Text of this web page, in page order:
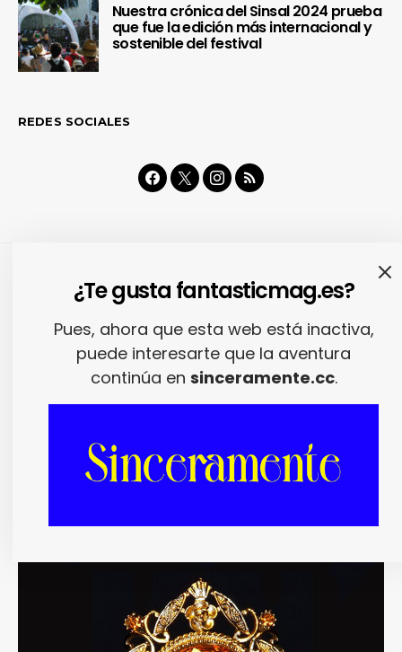
Nuestra crónica del Sinsal 2024 prueba
que fue la edición más internacional y
sostenible del festival
REDES SOCIALES
REVIEWS
Fuck Buttons – Slow
Focus
¿Te gusta fantasticmag.es?
Pues, ahora que esta web está inactiva,
puede interesarte que la aventura
continúa en sinceramente.cc.